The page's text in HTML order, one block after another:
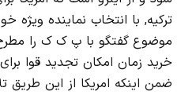
ترکیه, با انتخاب نماینده
موضوع گفتگو با پ ک ک را مطرح
خرید زمان امکان تجدید قوا
ضمن اینکه امریکا از این طریق